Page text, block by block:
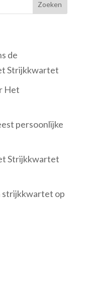
Zoeken
de
Strijkkwartet
Het
persoonlijke
Strijkkwartet
strijkkwartet op